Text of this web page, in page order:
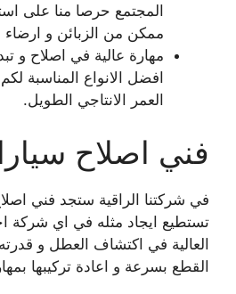
المجتمع حرصا منا على
ممكن من الزبائن و ارضاء
مهارة عالية في اصلاح و
افضل الانواع المناسبة
العمر الانتاجي الطويل.
فني اصلاح
في شركتنا الراقية ستجد فني
تستطيع ايجاد مثله في اي شركة
العالية في اكتشاف العطل و
القطع بسرعة و اعادة تركيبها